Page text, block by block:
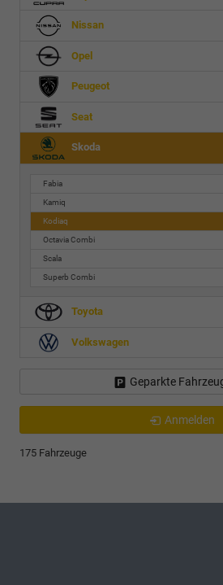
Nissan
Opel
Peugeot
Seat
Skoda
Fabia
Kamiq
Kodiaq
Octavia Combi
Scala
Superb Combi
Toyota
Volkswagen
Geparkte
Anmelden
175 Fahrzeuge